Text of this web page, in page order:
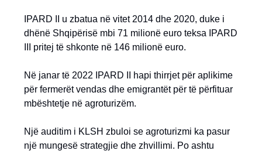
IPARD II u zbatua në vitet 2014 dhe 2020, duke i
dhënë Shqipërisë mbi 71 milionë euro teksa IPARD
III pritej të shkonte në 146 milionë euro.
Në janar të 2022 IPARD II hapi thirrjet për aplikime
për fermerët vendas dhe emigrantët për të përfituar
mbështetje në agroturizëm.
Një auditim i KLSH zbuloi se agroturizmi ka pasur
një mungesë strategjie dhe zhvillimi. Po ashtu